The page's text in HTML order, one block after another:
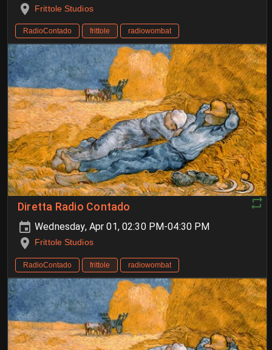
Frittole Studios
RadioContado frittole radiowombat
Diretta Radio Contado
Wednesday, Apr 01, 02:30 PM-04:30 PM
Frittole Studios
RadioContado frittole radiowombat